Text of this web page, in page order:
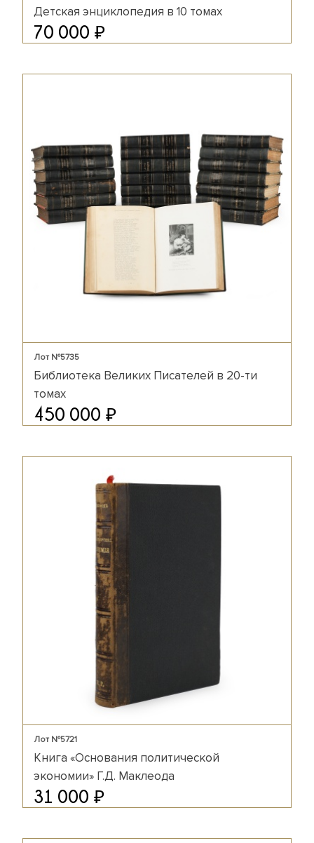
Детская энциклопедия в 10 томах
70 000 ₽
Лот №5735
Библиотека Великих Писателей в 20-ти
томах
450 000 ₽
Лот №5721
Книга «Основания политической
экономии» Г.Д. Маклеода
31 000 ₽